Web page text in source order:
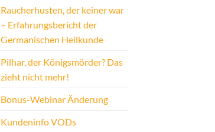
Raucherhusten, der keiner war
– Erfahrungsbericht der
Germanischen Heilkunde
Pilhar, der Königsmörder? Das
zieht nicht mehr!
Bonus-Webinar Änderung
Kundeninfo VODs